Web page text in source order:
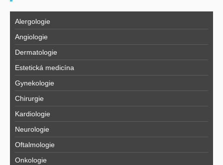
Alergologie
Angiologie
Dermatologie
Estetická medicína
Gynekologie
Chirurgie
Kardiologie
Neurologie
Oftalmologie
Onkologie